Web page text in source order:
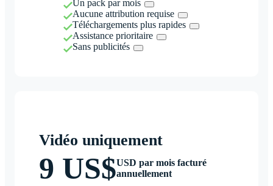
Un pack par mois
Aucune attribution requise
Téléchargements plus rapides
Assistance prioritaire
Sans publicités
Vidéo uniquement
9 US$USD par mois facturé
annuellement